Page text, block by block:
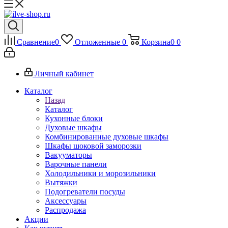
Сравнение0 Отложенные 0 Корзина0 0
Личный кабинет
Каталог
Назад
Каталог
Кухонные блоки
Духовые шкафы
Комбинированные духовые шкафы
Шкафы шоковой заморозки
Вакууматоры
Варочные панели
Холодильники и морозильники
Вытяжки
Подогреватели посуды
Аксессуары
Распродажа
Акции